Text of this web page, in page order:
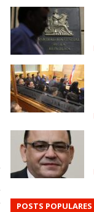
POSTS POPULARES